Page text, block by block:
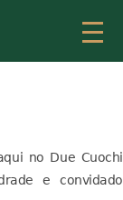
no Due Cuochi
e convidado